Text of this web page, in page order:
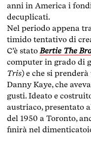
anni in America i
decuplicati.
Nel periodo appena
timido tentativo di
C’è statoBertie The
computer in grado di
Tris) e che si
Danny Kaye, che
gusti. Ideato e
austriaco, presentato
del 1950 a Toronto,
finirà nel